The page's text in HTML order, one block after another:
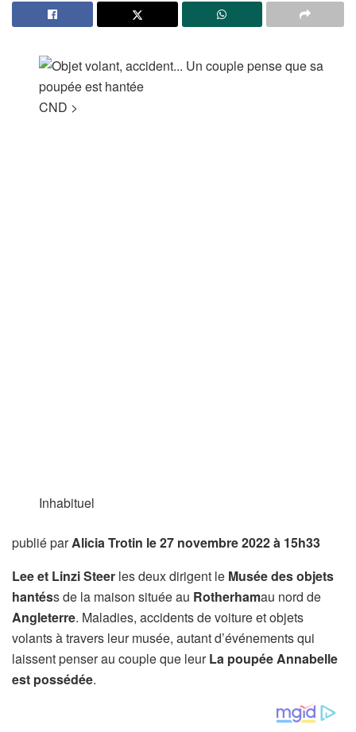
CND >
Inhabituel
publié parAlicia Trotin le 27 novembre 2022 à 15h33
Lee et Linzi Steer les deux dirigent le Musée des objets
hantéss de la maison située au Rotherhamau nord de
Angleterre. Maladies, accidents de voiture et objets
volants à travers leur musée, autant d’événements qui
laissent penser au couple que leurLa poupée Annabelle
est possédée.